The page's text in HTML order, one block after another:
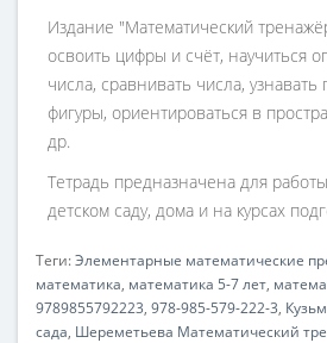
Издание "Математический
освоить цифры и счёт, научиться
числа, сравнивать числа, узнавать
фигуры, ориентироваться в
др.
Тетрадь предназначена для
детском саду, дома и на курсах
Теги:Элементарные математические
математика, математика 5-7 лет,
9789855792223, 978-985-579-222-3,
сада, Шереметьева Математический